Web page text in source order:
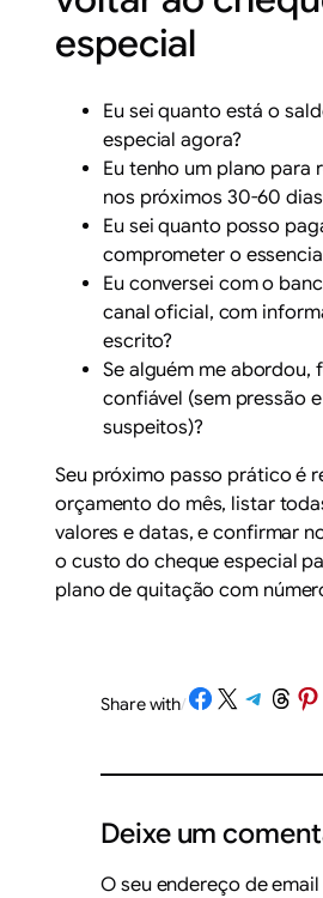
especial
Eu sei quanto está o
especial agora?
Eu tenho um plano para
nos próximos 30-60
Eu sei quanto posso
comprometer o
Eu conversei com o
canal oficial, com
escrito?
Se alguém me abordou,
confiável (sem pressão
suspeitos)?
Seu próximo passo prático é
orçamento do mês, listar
valores e datas, e confirmar
o custo do cheque especial
plano de quitação com
Share with/Share on Facebook
Share on X Share on Telegram
Share on
Deixe um
O seu endereço de